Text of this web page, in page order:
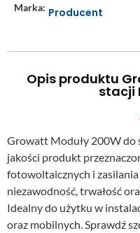
Marka: Producent
Opis produktu
stacji
Growatt Moduły 200W
jakości produkt
fotowoltaicznych i
niezawodność, trwałość
Idealny do użytku w
oraz mobilnych. Sprawdź